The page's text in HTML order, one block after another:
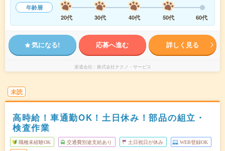
年齢層
20代
30代 40代 50代 60代
気になる! 応募へ進む 詳しく見る
派遣会社 株式会社テクノ・サービス
未読
高時給！車通勤OK！土日休み！部品の組立・
検査作業
職種未経験OK 交通費別途支給あり 土日祝日が休み WEB登録OK